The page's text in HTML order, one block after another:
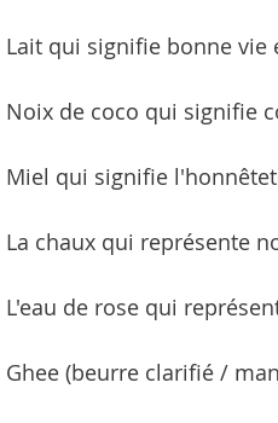
Lait qui signifie bonne vie
Noix de coco qui signifie
Miel qui signifie
La chaux qui représente
L'eau de rose qui
Ghee (beurre clarifié /